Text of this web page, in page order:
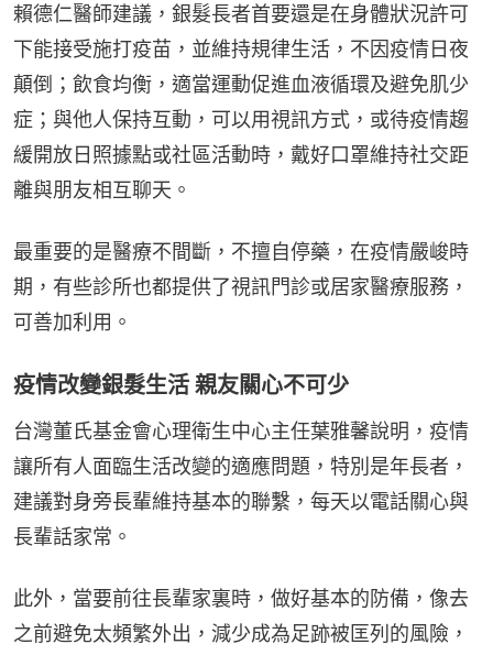
賴德仁醫師建議，銀髮長者首要還是在身體狀況許可
下能接受施打疫苗，並維持規律生活，不因疫情日夜
顛倒；飲食均衡，適當運動促進血液循環及避免肌少
症；與他人保持互動，可以用視訊方式，或待疫情趨
緩開放日照據點或社區活動時，戴好口罩維持社交距
離與朋友相互聊天。
最重要的是醫療不間斷，不擅自停藥，在疫情嚴峻時
期，有些診所也都提供了視訊門診或居家醫療服務，
可善加利用。
疫情改變銀髮生活 親友關心不可少
台灣董氏基金會心理衛生中心主任葉雅馨說明，疫情
讓所有人面臨生活改變的適應問題，特別是年長者，
建議對身旁長輩維持基本的聯繫，每天以電話關心與
長輩話家常。
此外，當要前往長輩家裏時，做好基本的防備，像去
之前避免太頻繁外出，減少成為足跡被匡列的風險，